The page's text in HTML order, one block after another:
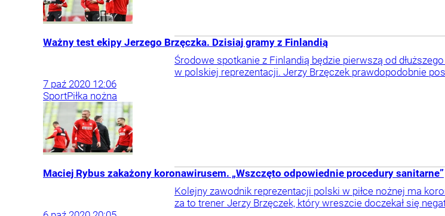
Ważny test ekipy Jerzego Brzęczka. Dzisiaj gramy z Finlandią
Środowe spotkanie z Finlandią będzie pierwszą od
w polskiej reprezentacji. Jerzy Brzęczek prawdopodobnie
7 paź 2020 12:06
SportPiłka nożna
Maciej Rybus zakażony koronawirusem. „Wszczęto odpowiednie procedury sanitarne”
Kolejny zawodnik reprezentacji polski w piłce nożnej ma
za to trener Jerzy Brzęczek, który wreszcie doczekał się